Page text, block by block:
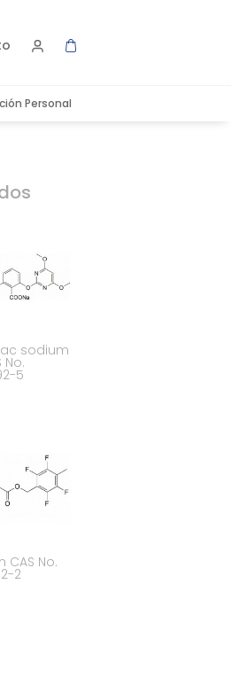
Personal
sodium
No.
5
CAS No.
2